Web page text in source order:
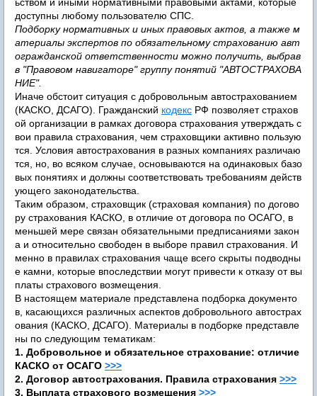
доступны любому пользователю СПС.
Подборку нормативных и иных правовых актов, а также м
атериалы экспертов по обязательному страхованию авт
огражданской ответственности можно получить, выбрав
в "Правовом навигаторе" группу понятий "АВТОСТРАХОВА
НИЕ".
Иначе обстоит ситуация с добровольным автострахованием
(КАСКО, ДСАГО). Гражданский кодекс РФ позволяет страхов
ой организации в рамках договора страхования утверждать с
вои правила страхования, чем страховщики активно пользую
тся. Условия автострахования в разных компаниях различаю
тся, но, во всяком случае, основываются на одинаковых базо
вых понятиях и должны соответствовать требованиям действ
ующего законодательства.
Таким образом, страховщик (страховая компания) по догово
ру страхования КАСКО, в отличие от договора по ОСАГО, в
меньшей мере связан обязательными предписаниями закон
а и относительно свободен в выборе правил страхования. И
менно в правилах страхования чаще всего скрыты подводны
е камни, которые впоследствии могут привести к отказу от вы
платы страхового возмещения.
В настоящем материале представлена подборка документо
в, касающихся различных аспектов добровольного автострах
ования (КАСКО, ДСАГО). Материалы в подборке представле
ны по следующим тематикам:
1. Добровольное и обязательное страхование: отличие
КАСКО от ОСАГО >>>
2. Договор автострахования. Правила страхования >>>
3. Выплата страхового возмещения >>>